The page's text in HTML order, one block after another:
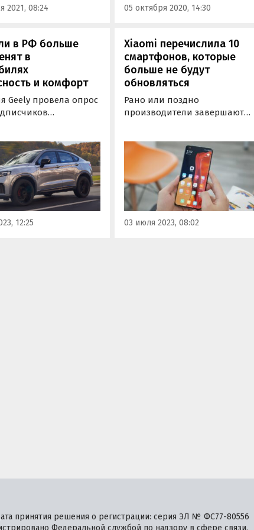
в качестве
2021, 08:24 05 октября 2020, 14:30
в РФ больше
в
и комфорт
Geely провела опрос
ценят
в своих
В голосовании
более 1200
разных регионов
12:25
Xiaomi перечислила 10
смартфонов, которые
больше не будут
обновляться
Рано или поздно
производители завершают
назад мобильных устройств.
китайская компания Xiaomi —
не исключение.
03 июля 2023, 08:02
принятия решения о регистрации: серия ЭЛ № ФС77-80556
Федеральной службой по надзору в сфере связи,